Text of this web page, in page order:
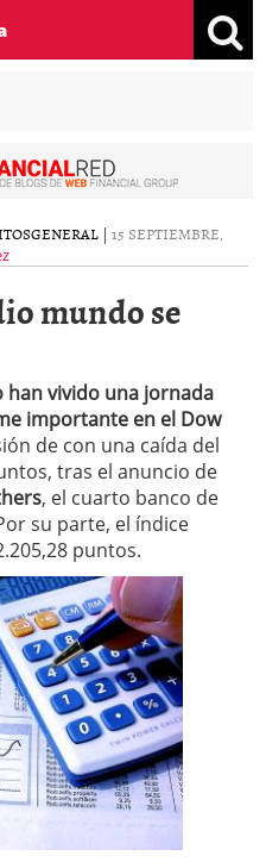
GENERAL | 15 SEPTIEMBRE,
mundo se
han vivido una jornada
importante en el Dow
de con una caída del
tras el anuncio de
, el cuarto banco de
su parte, el índice
puntos.